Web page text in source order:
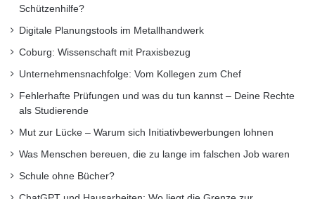
Schützenhilfe?
Digitale Planungstools im Metallhandwerk
Coburg: Wissenschaft mit Praxisbezug
Unternehmensnachfolge: Vom Kollegen zum Chef
Fehlerhafte Prüfungen und was du tun kannst – Deine Rechte
als Studierende
Mut zur Lücke – Warum sich Initiativbewerbungen lohnen
Was Menschen bereuen, die zu lange im falschen Job waren
Schule ohne Bücher?